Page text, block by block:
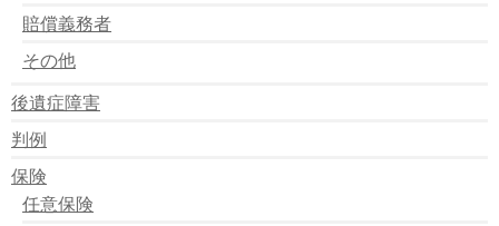
賠償義務者
その他
後遺症障害
判例
保険
任意保険